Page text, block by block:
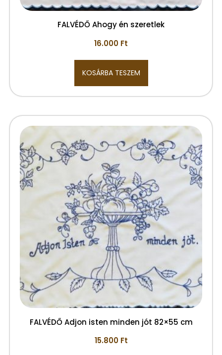
FALVÉDŐ Ahogy én szeretlek
16.000 Ft
KOSÁRBA TESZEM
FALVÉDŐ Adjon isten minden jót 82×55 cm
15.800 Ft